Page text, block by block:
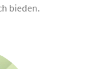
bieden.